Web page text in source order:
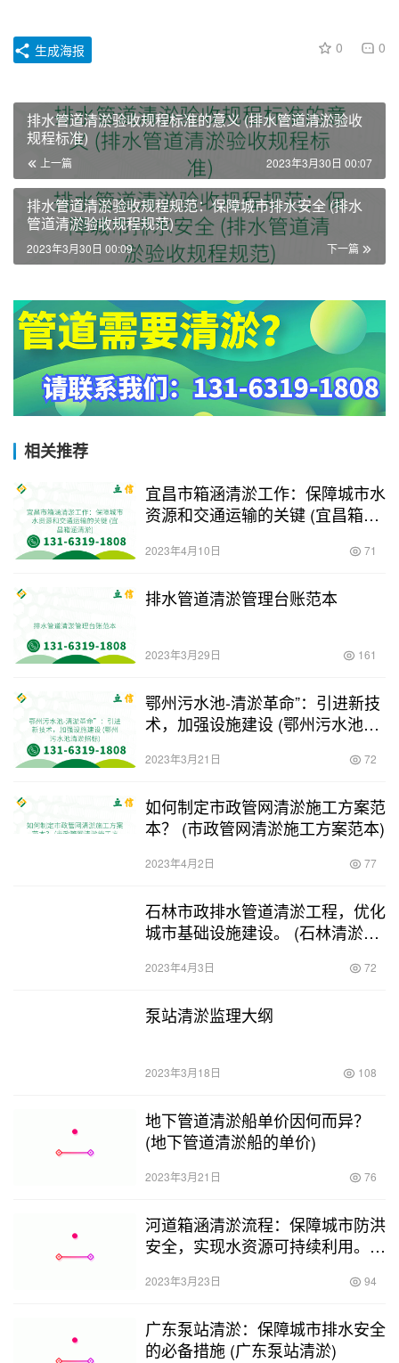
0 0
生成海报
排水管道清淤验收规程标准的意义 (排水管道清淤验收
规程标准)
上一篇 2023年3月30日 00:07
排水管道清淤验收规程规范：保障城市排水安全 (排水
管道清淤验收规程规范)
下一篇
2023年3月30日 00:09
相关推荐
宜昌市箱涵清淤工作：保障城市水
资源和交通运输的关键 (宜昌箱涵
2023年4月10日 71
排水管道清淤管理台账范本
2023年3月29日 161
鄂州污水池-清淤革命”：引进新技
术，加强设施建设 (鄂州污水池清
2023年3月21日 72
如何制定市政管网清淤施工方案范
本？ (市政管网清淤施工方案范本)
2023年4月2日 77
石林市政排水管道清淤工程，优化
城市基础设施建设。 (石林清淤市
2023年4月3日 72
泵站清淤监理大纲
2023年3月18日 108
地下管道清淤船单价因何而异？
(地下管道清淤船的单价)
2023年3月21日 76
河道箱涵清淤流程：保障城市防洪
安全，实现水资源可持续利用。
2023年3月23日 94
广东泵站清淤：保障城市排水安全
的必备措施 (广东泵站清淤)